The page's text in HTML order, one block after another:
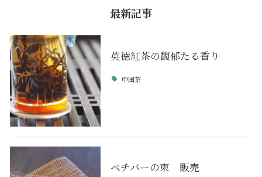
最新記事
英徳紅茶の馥郁たる香り
中国茶
ベチバーの束 販売